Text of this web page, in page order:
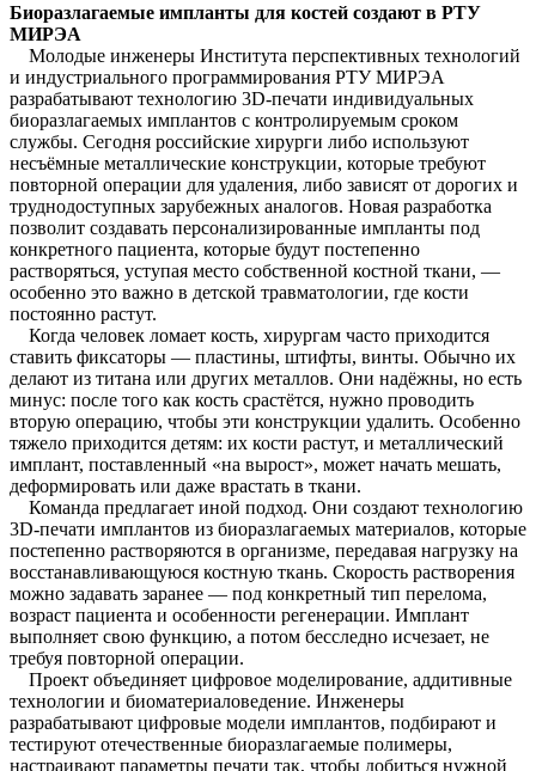
Биоразлагаемые импланты для костей создают в РТУ
МИРЭА
Молодые инженеры Института перспективных технологий
и индустриального программирования РТУ МИРЭА
разрабатывают технологию 3D-печати индивидуальных
биоразлагаемых имплантов с контролируемым сроком
службы. Сегодня российские хирурги либо используют
несъёмные металлические конструкции, которые требуют
повторной операции для удаления, либо зависят от дорогих и
труднодоступных зарубежных аналогов. Новая разработка
позволит создавать персонализированные импланты под
конкретного пациента, которые будут постепенно
растворяться, уступая место собственной костной ткани, —
особенно это важно в детской травматологии, где кости
постоянно растут.
Когда человек ломает кость, хирургам часто приходится
ставить фиксаторы — пластины, штифты, винты. Обычно их
делают из титана или других металлов. Они надёжны, но есть
минус: после того как кость срастётся, нужно проводить
вторую операцию, чтобы эти конструкции удалить. Особенно
тяжело приходится детям: их кости растут, и металлический
имплант, поставленный «на вырост», может начать мешать,
деформировать или даже врастать в ткани.
Команда предлагает иной подход. Они создают технологию
3D-печати имплантов из биоразлагаемых материалов, которые
постепенно растворяются в организме, передавая нагрузку на
восстанавливающуюся костную ткань. Скорость растворения
можно задавать заранее — под конкретный тип перелома,
возраст пациента и особенности регенерации. Имплант
выполняет свою функцию, а потом бесследно исчезает, не
требуя повторной операции.
Проект объединяет цифровое моделирование, аддитивные
технологии и биоматериаловедение. Инженеры
разрабатывают цифровые модели имплантов, подбирают и
тестируют отечественные биоразлагаемые полимеры,
настраивают параметры печати так, чтобы добиться нужной